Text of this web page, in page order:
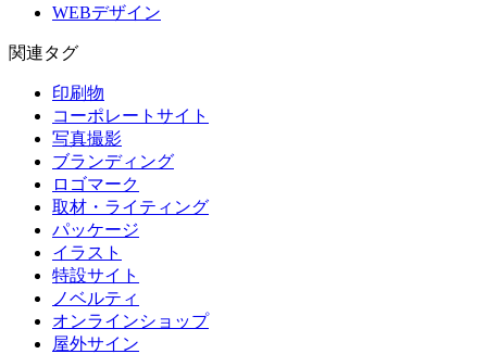
WEBデザイン
関連タグ
印刷物
コーポレートサイト
写真撮影
ブランディング
ロゴマーク
取材・ライティング
パッケージ
イラスト
特設サイト
ノベルティ
オンラインショップ
屋外サイン